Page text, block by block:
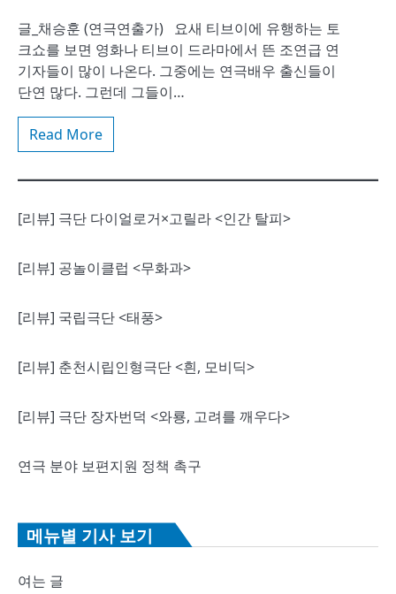
글_채승훈 (연극연출가) 요새 티브이에 유행하는 토
크쇼를 보면 영화나 티브이 드라마에서 뜬 조연급 연
기자들이 많이 나온다. 그중에는 연극배우 출신들이
단연 많다. 그런데 그들이…
Read More
[리뷰] 극단 다이얼로거×고릴라 <인간 탈피>
[리뷰] 공놀이클럽 <무화과>
[리뷰] 국립극단 <태풍>
[리뷰] 춘천시립인형극단 <흰, 모비딕>
[리뷰] 극단 장자번덕 <와룡, 고려를 깨우다>
연극 분야 보편지원 정책 촉구
메뉴별 기사 보기
여는 글